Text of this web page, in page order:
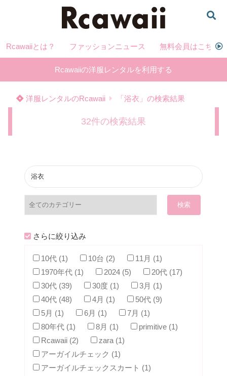
Rcawaiiとは？ ファッションニュース 無料会員はこちら
Rcawaiiの洋服レンタルを利用する
洋服レンタルのRcawaii 「浴衣」の検索結果
32件の検索結果
検索
さらに絞り込み
10代 (1) 10台 (2)
11月 (1)
1970年代 (1)
2024 (5)
20代 (17)
30代 (39)
30度 (1)
3月 (1)
40代 (48)
4月 (1)
50代 (9)
5月 (1)
6月 (1)
7月 (1)
80年代 (1)
8月 (1)
primitive (1)
Rcawaii (2)
zara (1)
アーガイルチェック (1)
アーガイルチェックスカート (1)